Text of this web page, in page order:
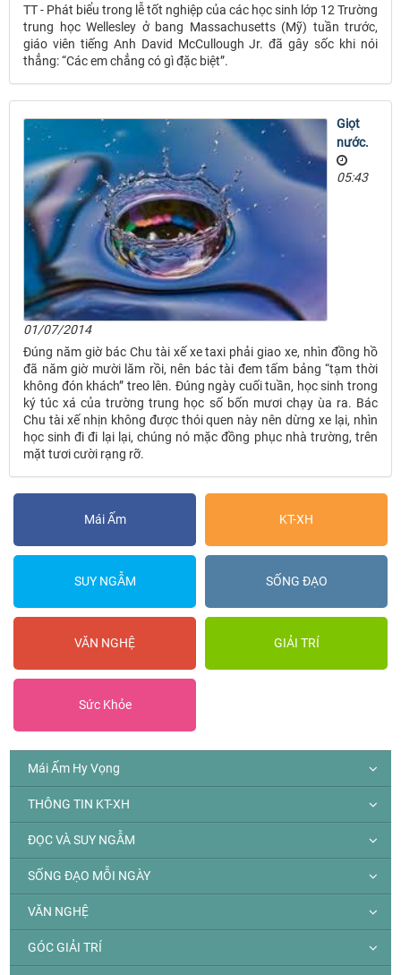
TT - Phát biểu trong lễ tốt nghiệp của các học sinh lớp 12 Trường
trung học Wellesley ở bang Massachusetts (Mỹ) tuần trước,
giáo viên tiếng Anh David McCullough Jr. đã gây sốc khi nói
thẳng: “Các em chẳng có gì đặc biệt”.
Giọt
nước.
05:43
01/07/2014
Đúng năm giờ bác Chu tài xế xe taxi phải giao xe, nhìn đồng hồ
đã năm giờ mười lăm rồi, nên bác tài đem tấm bảng “tạm thời
không đón khách” treo lên. Đúng ngày cuối tuần, học sinh trong
ký túc xá của trường trung học số bốn mươi chạy ùa ra. Bác
Chu tài xế nhịn không được thói quen này nên dừng xe lại, nhìn
học sinh đi đi lại lại, chúng nó mặc đồng phục nhà trường, trên
mặt tươi cười rạng rỡ.
Mái Ấm KT-XH
SUY NGẪM SỐNG ĐẠO
VĂN NGHỆ GIẢI TRÍ
Sức Khỏe
Mái Ấm Hy Vọng
THÔNG TIN KT-XH
ĐỌC VÀ SUY NGẪM
SỐNG ĐẠO MỖI NGÀY
VĂN NGHỆ
GÓC GIẢI TRÍ